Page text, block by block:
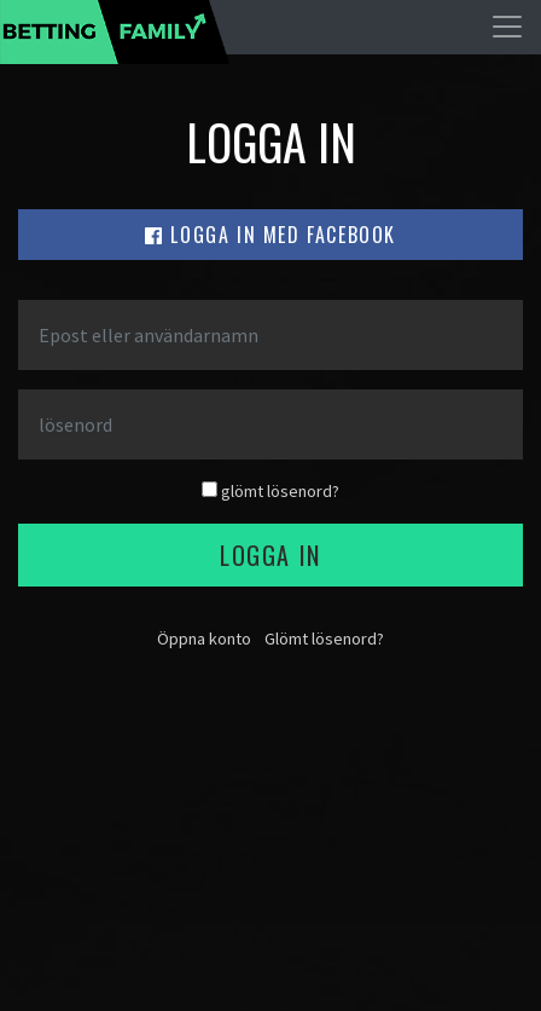
LOGGA IN
LOGGA IN MED FACEBOOK
glömt lösenord?
LOGGA IN
Öppna konto Glömt lösenord?